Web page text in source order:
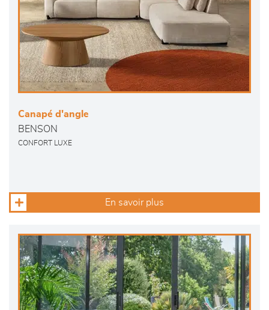
Canapé d'angle
BENSON
CONFORT LUXE
En savoir plus